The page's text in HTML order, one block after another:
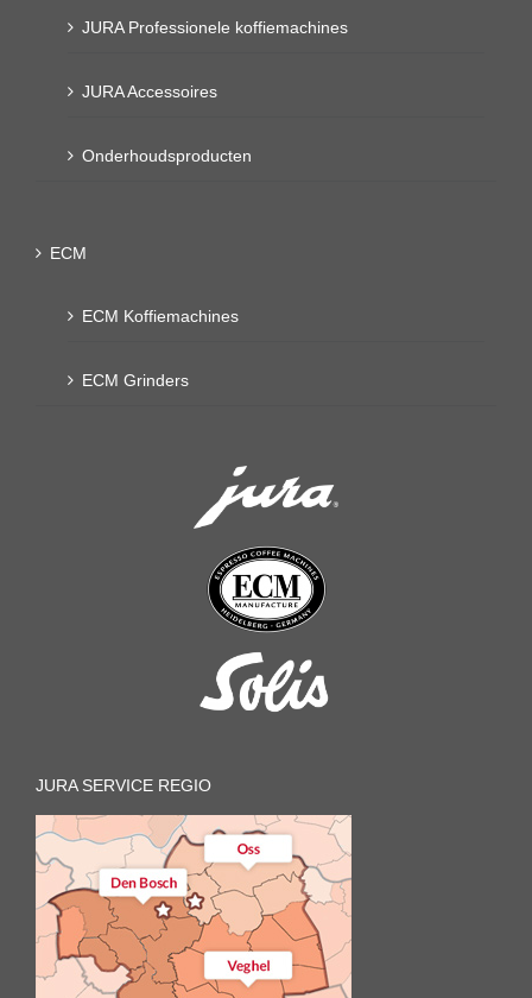
JURA Professionele koffiemachines
JURA Accessoires
Onderhoudsproducten
ECM
ECM Koffiemachines
ECM Grinders
JURA SERVICE REGIO